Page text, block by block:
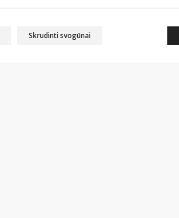
Skrudinti svogūnai